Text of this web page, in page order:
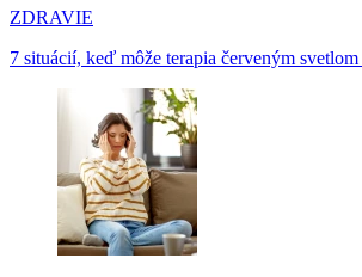
ZDRAVIE
7 situácií, keď môže terapia červeným